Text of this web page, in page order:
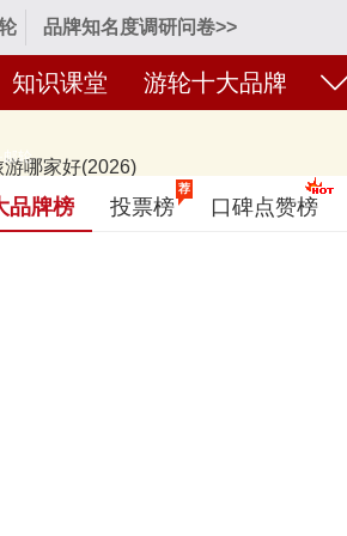
品牌知名度调研问卷>>
知识课堂 游轮十大品牌
哪家好(2026)
布啦！居前十的有：RoyalCaribbean皇家加
大品牌榜单和著名游轮品牌名单的是口碑
日（每月更新）
邮轮
品牌榜 投票榜
荐
口碑点赞榜